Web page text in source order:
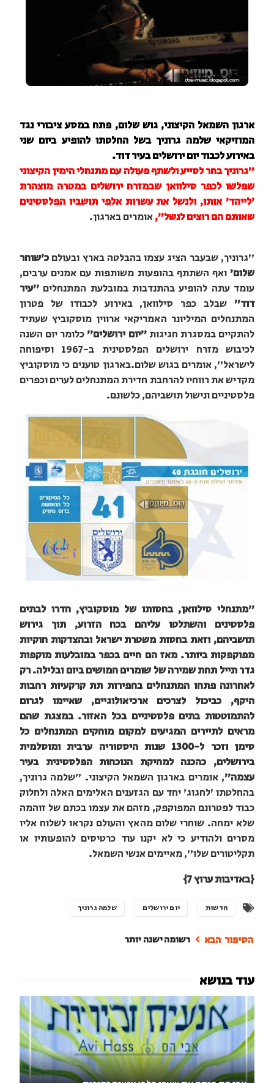
ארגון השמאל הקיצוני, גוש שלום, פתח במסע ציבורי נגד
המוזיקאי שלמה גרוניך בשל החלטתו להופיע ביום שני
באירוע לכבוד יום ירושלים בעיר דוד.
"גרוניך בחר לסייע ולשתף פעולה עם מתנחלי הימין הקיצוני
שפלשו לכפר סילוואן שבמזרח ירושלים במטרה מוצהרת
'לייהד' אותו, ולנשל את עשרות אלפי תושביו הפלסטינים
שאותם הם רוצים לנשל",אומרים בארגון.
"גרוניך, שבעבר הציג עצמו בהבלטה בארץ ובעולם כ'שוחר
שלום' ואף השתתף בהופעות משותפות עם אמנים ערבים,
עומד עתה להופיע בהתנדבות במובלעת המתנחלים "עיר
דוד" שבלב כפר סילוואן, באירוע לכבודו של פטרון
המתנחלים המיליונר האמריקאי ארווין מוסקוביץ שעתיד
להתקיים במסגרת חגיגות"יום ירושלים" כלומר יום השנה
לכיבוש מזרח ירושלים הפלסטינית ב-1967 וסיפוחה
לישראל", אומרים בגוש שלום.בארגון טוענים כי מוסקוביץ
מקדיש את רווחיו להרחבת חדירת המתנחלים לערים וכפרים
פלסטיניים ונישול תושביהם, כלשונם.
"מתנחלי סילוואן, בחסותו של מוסקוביץ, חדרו לבתים
פלסטינים והשתלטו עליהם בכח הזרוע, תוך גירוש
תושביהם, וזאת בחסות משטרת ישראל ובהצדקות חוקיות
מפוקפקות ביותר. מאז הם חיים בכפר במובלעות מוקפות
גדר תייל תחת שמירה של שומרים חמושים ביום ובלילה. רק
לאחרונה פתחו המתנחלים בחפירות תת קרקעיות רחבות
היקף, כביכול לצרכים ארכיאולוגיים, שאיימו לגרום
להתמוטטות בתים פלסטיניים בכל האזור. במצגת שהם
מראים לתיירים המגיעים למקום מוחקים המתנחלים כל
סימן וזכר ל-1300 שנות היסטוריה ערבית ומוסלמית
בירושלים, כהכנה למחיקת הנוכחות הפלסטינית בעיר
עצמה", אומרים בארגון השמאל הקיצוני. "שלמה גרוניך,
בהחלטתו 'לחגוג' יחד עם הגזענים האלימים האלה ולחלוק
כבוד לפטרונם המפוקפק, מזהם את עצמו בכתם של זוהמה
שלא ימחה. שוחרי שלום מהאץ והעולם נקראו לשלוח אליו
מסרים ולהודיע כי לא יקנו עוד כרטיסים להופעותיו או
תקליטורים שלו", מאיימים אנשי השמאל.
{באדיבות ערוץ 7}
חדשות יום ירושלים שלמה גרוניך
רשומה ישנה יותר